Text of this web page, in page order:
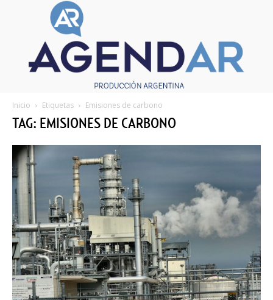
Inicio Etiquetas Emisiones de carbono
TAG: EMISIONES DE CARBONO